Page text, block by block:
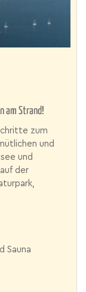
am Strand!
zum
und
und
der
Sauna